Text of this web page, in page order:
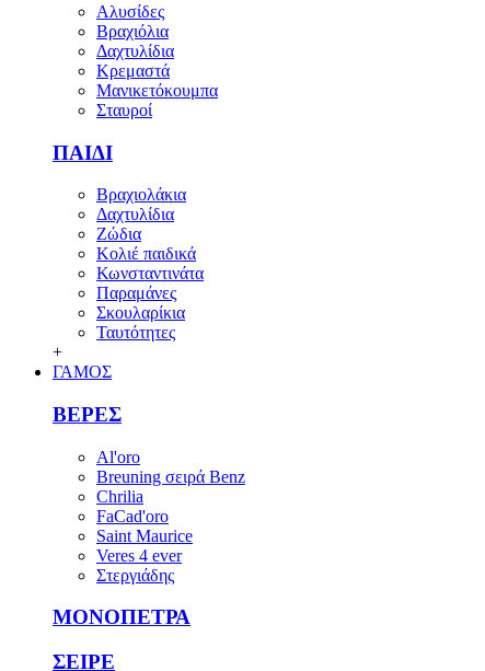
Αλυσίδες
Βραχιόλια
Δαχτυλίδια
Κρεμαστά
Μανικετόκουμπα
Σταυροί
ΠΑΙΔΙ
Βραχιολάκια
Δαχτυλίδια
Ζώδια
Κολιέ παιδικά
Κωνσταντινάτα
Παραμάνες
Σκουλαρίκια
Ταυτότητες
+
ΓΑΜΟΣ
ΒΕΡΕΣ
Al'oro
Breuning σειρά Benz
Chrilia
FaCad'oro
Saint Maurice
Veres 4 ever
Στεργιάδης
ΜΟΝΟΠΕΤΡΑ
ΣΕΙΡΕ